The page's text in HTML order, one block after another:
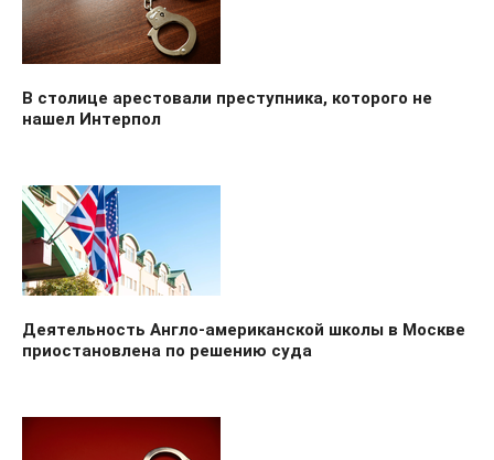
В столице арестовали преступника, которого не
нашел Интерпол
Деятельность Англо-американской школы в Москве
приостановлена по решению суда